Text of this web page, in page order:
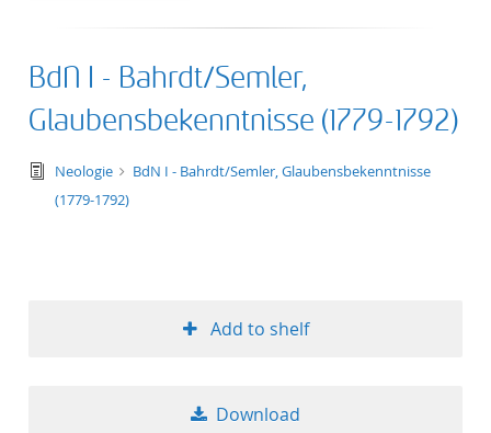
BdN I - Bahrdt/Semler,
Glaubensbekenntnisse (1779-1792)
text/tg.edition+tg.aggregation+xml
Neologie
BdN I - Bahrdt/Semler, Glaubensbekenntnisse
(1779-1792)
Add to shelf
Download